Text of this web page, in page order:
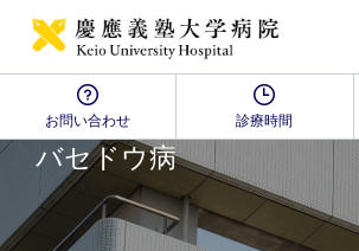
お問い合わせ 診療時間
Disease Name Search
バセドウ病